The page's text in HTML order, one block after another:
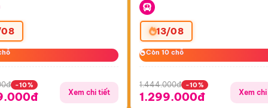
-10%
Xem chi tiết
13/08
Còn 10 chỗ
Còn 10 chỗ
1.444.000đ -10%
1.299.000đ Xem